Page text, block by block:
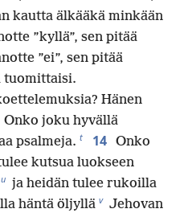
kautta älkääkä minkään
”kyllä”, sen pitää
”ei”, sen pitää
tuomittaisi.
Hänen
Onko joku hyvällä
psalmeja. t 14 Onko
kutsua luokseen
u ja heidän tulee rukoilla
häntä öljyllä v Jehovan